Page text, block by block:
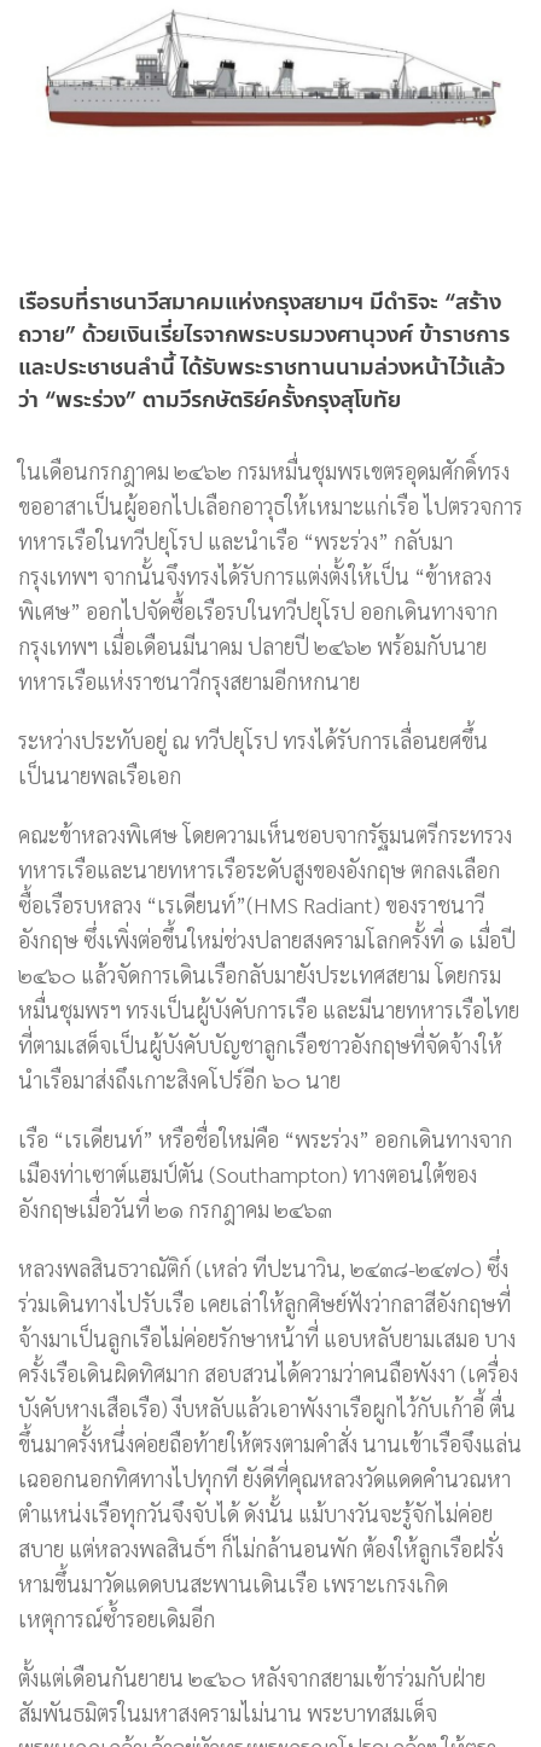
เรือรบที่ราชนาวีสมาคมแห่งกรุงสยามฯ มีดำริจะ “สร้าง
ถวาย” ด้วยเงินเรี่ยไรจากพระบรมวงศานุวงศ์ ข้าราชการ
และประชาชนลำนี้ ได้รับพระราชทานนามล่วงหน้าไว้แล้ว
ว่า “พระร่วง” ตามวีรกษัตริย์ครั้งกรุงสุโขทัย
ในเดือนกรกฎาคม ๒๔๖๒ กรมหมื่นชุมพรเขตรอุดมศักดิ์ทรง
ขออาสาเป็นผู้ออกไปเลือกอาวุธให้เหมาะแก่เรือ ไปตรวจการ
ทหารเรือในทวีปยุโรป และนำเรือ “พระร่วง” กลับมา
กรุงเทพฯ จากนั้นจึงทรงได้รับการแต่งตั้งให้เป็น “ข้าหลวง
พิเศษ” ออกไปจัดซื้อเรือรบในทวีปยุโรป ออกเดินทางจาก
กรุงเทพฯ เมื่อเดือนมีนาคม ปลายปี ๒๔๖๒ พร้อมกับนาย
ทหารเรือแห่งราชนาวีกรุงสยามอีกหกนาย
ระหว่างประทับอยู่ ณ ทวีปยุโรป ทรงได้รับการเลื่อนยศขึ้น
เป็นนายพลเรือเอก
คณะข้าหลวงพิเศษ โดยความเห็นชอบจากรัฐมนตรีกระทรวง
ทหารเรือและนายทหารเรือระดับสูงของอังกฤษ ตกลงเลือก
ซื้อเรือรบหลวง “เรเดียนท์”(HMS Radiant) ของราชนาวี
อังกฤษ ซึ่งเพิ่งต่อขึ้นใหม่ช่วงปลายสงครามโลกครั้งที่ ๑ เมื่อปี
๒๔๖๐ แล้วจัดการเดินเรือกลับมายังประเทศสยาม โดยกรม
หมื่นชุมพรฯ ทรงเป็นผู้บังคับการเรือ และมีนายทหารเรือไทย
ที่ตามเสด็จเป็นผู้บังคับบัญชาลูกเรือชาวอังกฤษที่จัดจ้างให้
นำเรือมาส่งถึงเกาะสิงคโปร์อีก ๖๐ นาย
เรือ “เรเดียนท์” หรือชื่อใหม่คือ “พระร่วง” ออกเดินทางจาก
เมืองท่าเซาต์แฮมป์ตัน (Southampton) ทางตอนใต้ของ
อังกฤษเมื่อวันที่ ๒๑ กรกฎาคม ๒๔๖๓
หลวงพลสินธวาณัติก์ (เหล่ว ทีปะนาวิน, ๒๔๓๘-๒๔๗๐) ซึ่ง
ร่วมเดินทางไปรับเรือ เคยเล่าให้ลูกศิษย์ฟังว่ากลาสีอังกฤษที่
จ้างมาเป็นลูกเรือไม่ค่อยรักษาหน้าที่ แอบหลับยามเสมอ บาง
ครั้งเรือเดินผิดทิศมาก สอบสวนได้ความว่าคนถือพังงา (เครื่อง
บังคับหางเสือเรือ) งีบหลับแล้วเอาพังงาเรือผูกไว้กับเก้าอี้ ตื่น
ขึ้นมาครั้งหนึ่งค่อยถือท้ายให้ตรงตามคำสั่ง นานเข้าเรือจึงแล่น
เฉออกนอกทิศทางไปทุกที ยังดีที่คุณหลวงวัดแดดคำนวณหา
ตำแหน่งเรือทุกวันจึงจับได้ ดังนั้น แม้บางวันจะรู้จักไม่ค่อย
สบาย แต่หลวงพลสินธ์ฯ ก็ไม่กล้านอนพัก ต้องให้ลูกเรือฝรั่ง
หามขึ้นมาวัดแดดบนสะพานเดินเรือ เพราะเกรงเกิด
เหตุการณ์ซ้ำรอยเดิมอีก
ตั้งแต่เดือนกันยายน ๒๔๖๐ หลังจากสยามเข้าร่วมกับฝ่าย
สัมพันธมิตรในมหาสงครามไม่นาน พระบาทสมเด็จ